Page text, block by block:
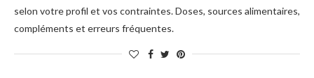
selon votre profil et vos contraintes. Doses, sources alimentaires,
compléments et erreurs fréquentes.